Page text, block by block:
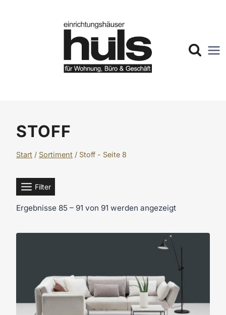
STOFF
Start / Sortiment / Stoff - Seite 8
Filter
Ergebnisse 85 – 91 von 91 werden angezeigt